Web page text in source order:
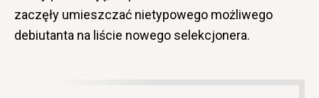
zaczęły umieszczać nietypowego możliwego
debiutanta na liście nowego selekcjonera.